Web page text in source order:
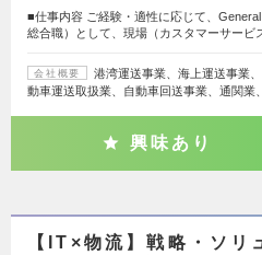
■仕事内容 ご経験・適性に応じて、
総合職）として、現場（カスタマーサービ
会社概要
港湾運送事業、海上運送事業
動車運送取扱業、自動車回送事業、通関業
興味あり
【IT×物流】戦略・ソリ